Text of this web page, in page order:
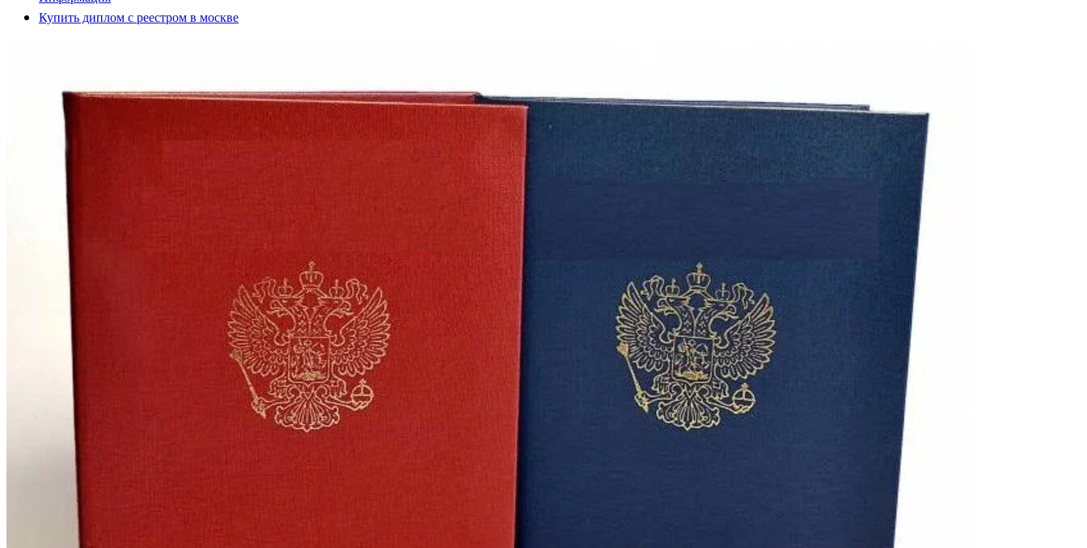
Купить диплом с реестром в москве